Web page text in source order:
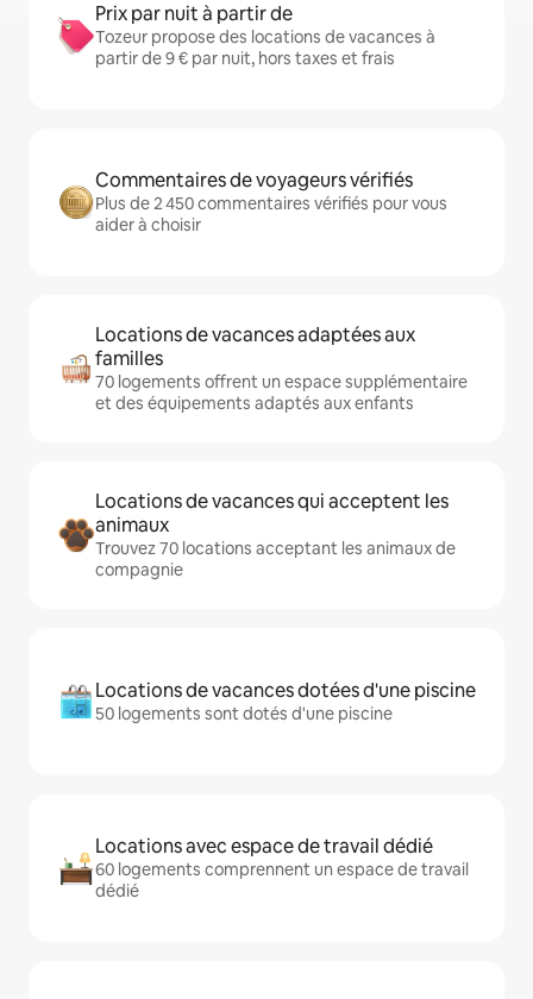
Prix par nuit à partir de
Tozeur propose des locations de vacances à
partir de 9 € par nuit, hors taxes et frais
Commentaires de voyageurs vérifiés
Plus de 2 450 commentaires vérifiés pour vous
aider à choisir
Locations de vacances adaptées aux
familles
70 logements offrent un espace supplémentaire
et des équipements adaptés aux enfants
Locations de vacances qui acceptent les
animaux
Trouvez 70 locations acceptant les animaux de
compagnie
Locations de vacances dotées d'une piscine
50 logements sont dotés d'une piscine
Locations avec espace de travail dédié
60 logements comprennent un espace de travail
dédié